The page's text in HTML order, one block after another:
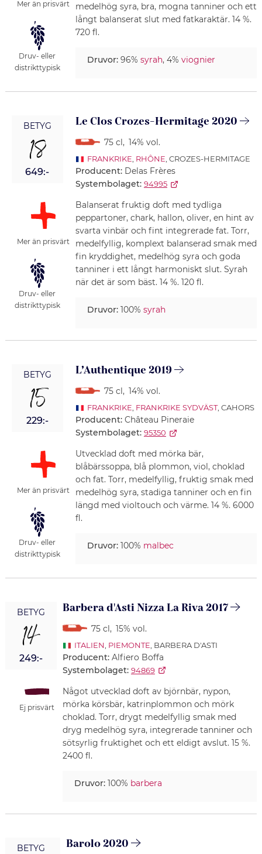
Mer än prisvärt
Druv- eller
distrikttypisk
medelhög syra, bra, mogna tanniner och ett
långt balanserat slut med fatkaraktär. 14 %.
720 fl.
Druvor:96% syrah, 4% viognier
BETYG
18
649:-
Mer än prisvärt
Druv- eller
distrikttypisk
Le Clos Crozes-Hermitage 2020
75 cl , 14% vol.
FRANKRIKE, RHÔNE, CROZES-HERMITAGE
Producent: Delas Frères
Systembolaget: 94995
Balanserat fruktig doft med tydliga
peppartoner, chark, hallon, oliver, en hint av
svarta vinbär och fint integrerade fat. Torr,
medelfyllig, komplext balanserad smak med
fin kryddighet, medelhög syra och goda
tanniner i ett långt harmoniskt slut. Syrah
när det är som bäst. 14 %. 120 fl.
Druvor:100% syrah
BETYG
15
229:-
Mer än prisvärt
Druv- eller
distrikttypisk
L’Authentique 2019
75 cl , 14% vol.
FRANKRIKE, FRANKRIKE SYDVÄST, CAHORS
Producent: Château Pineraie
Systembolaget: 95350
Utvecklad doft med mörka bär,
blåbärssoppa, blå plommon, viol, choklad
och fat. Torr, medelfyllig, fruktig smak med
medelhög syra, stadiga tanniner och en fin
längd med violtouch och värme. 14 %. 6000
fl.
Druvor:100% malbec
BETYG
14
249:-
Ej prisvärt
Barbera d'Asti Nizza La Riva 2017
75 cl, 15% vol.
ITALIEN PIEMONTE , BARBERA D'ASTI
Producent: Alfiero Boffa
Systembolaget: 94869
Något utvecklad doft av björnbär, nypon,
mörka körsbär, katrinplommon och mörk
choklad. Torr, drygt medelfyllig smak med
dryg medelhög syra, integrerade tanniner och
sötsyrlig fruktighet och ett eldigt avslut. 15 %.
2400 fl.
Druvor:100% barbera
BETYG Barolo 2020